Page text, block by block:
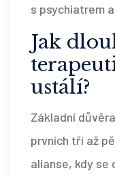
s psychiatrem
Jak
ustálí?
Základní
prvních tří až
alianse, kdy